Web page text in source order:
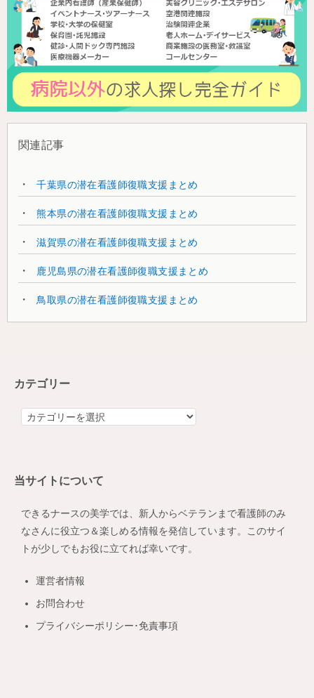
関連記事
千葉県の潜在看護師復職支援まとめ
熊本県の潜在看護師復職支援まとめ
滋賀県の潜在看護師復職支援まとめ
鹿児島県の潜在看護師復職支援まとめ
鳥取県の潜在看護師復職支援まとめ
カテゴリー
カ
ー
当サイトについて
できるナースの美学では、新人からベテランまで看護師のみ
なさんに役立つ＆楽しめる情報を発信しています。このサイ
トが少しでもお役に立てれば幸いです。
運営者情報
お問合わせ
プライバシーポリシー･免責事項